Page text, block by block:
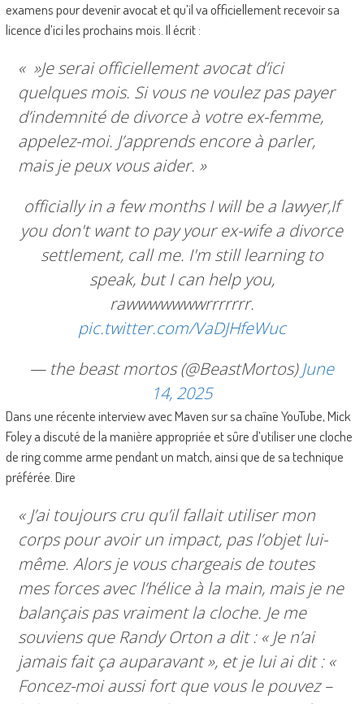
examens pour devenir avocat et qu’il va officiellement recevoir sa
licence d’ici les prochains mois. Il écrit :
« »Je serai officiellement avocat d’ici
quelques mois. Si vous ne voulez pas payer
d’indemnité de divorce à votre ex-femme,
appelez-moi. J’apprends encore à parler,
mais je peux vous aider. »
officially in a few months I will be a lawyer,If
you don't want to pay your ex-wife a divorce
settlement, call me. I'm still learning to
speak, but I can help you,
rawwwwwwwrrrrrrr.
pic.twitter.com/VaDJHfeWuc
— the beast mortos (@BeastMortos)June
14, 2025
Dans une récente interview avec Maven sur sa chaîne YouTube, Mick
Foley a discuté de la manière appropriée et sûre d’utiliser une cloche
de ring comme arme pendant un match, ainsi que de sa technique
préférée. Dire
« J’ai toujours cru qu’il fallait utiliser mon
corps pour avoir un impact, pas l’objet lui-
même. Alors je vous chargeais de toutes
mes forces avec l’hélice à la main, mais je ne
balançais pas vraiment la cloche. Je me
souviens que Randy Orton a dit : « Je n’ai
jamais fait ça auparavant », et je lui ai dit : «
Foncez-moi aussi fort que vous le pouvez –